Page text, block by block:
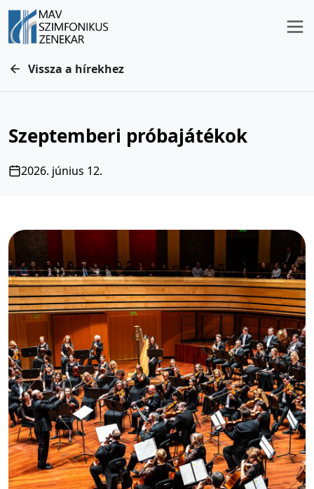
Vissza a hírekhez
Szeptemberi próbajátékok
2026. június 12.